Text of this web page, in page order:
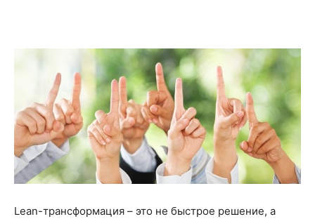
Lean-трансформация – это не быстрое решение, а